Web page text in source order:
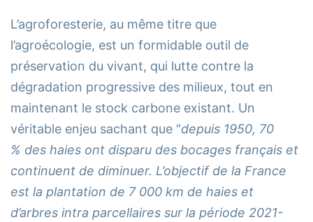
L’agroforesterie, au même titre que
l’agroécologie, est un formidable outil de
préservation du vivant, qui lutte contre la
dégradation progressive des milieux, tout en
maintenant le stock carbone existant. Un
véritable enjeu sachant que “depuis 1950, 70
% des haies ont disparu des bocages français et
continuent de diminuer. L’objectif de la France
est la plantation de 7 000 km de haies et
d’arbres intra parcellaires sur la période 2021-